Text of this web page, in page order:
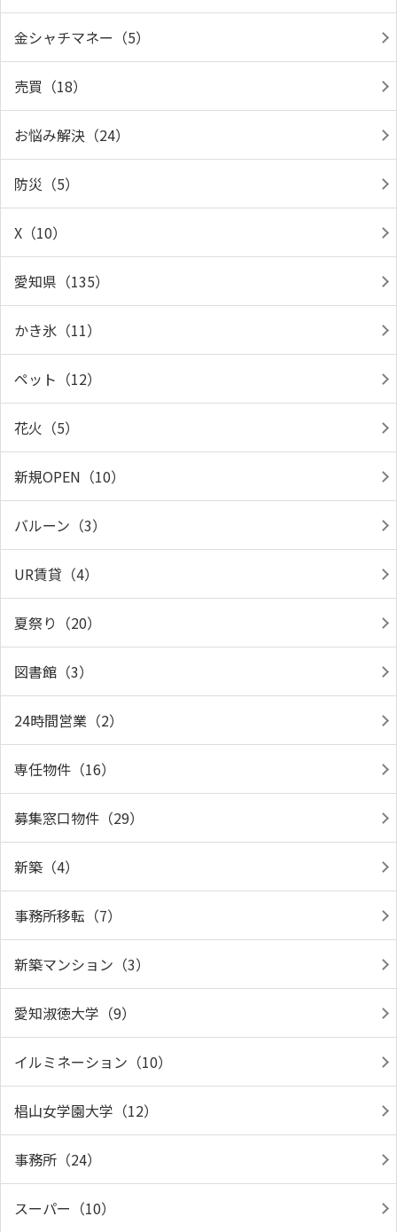
金シャチマネー（5）
売買（18）
お悩み解決（24）
防災（5）
X（10）
愛知県（135）
かき氷（11）
ペット（12）
花火（5）
新規OPEN（10）
バルーン（3）
UR賃貸（4）
夏祭り（20）
図書館（3）
24時間営業（2）
専任物件（16）
募集窓口物件（29）
新築（4）
事務所移転（7）
新築マンション（3）
愛知淑徳大学（9）
イルミネーション（10）
椙山女学園大学（12）
事務所（24）
スーパー（10）